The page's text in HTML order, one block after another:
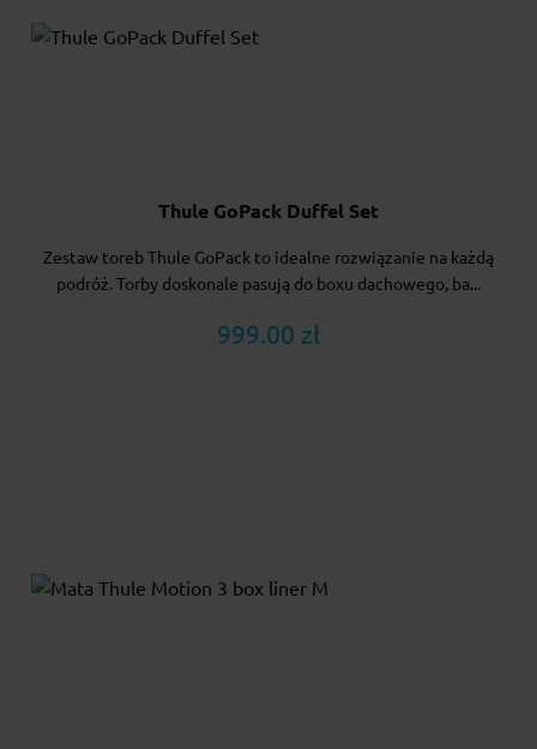
Thule GoPack Duffel Set
Zestaw toreb Thule GoPack to idealne rozwiązanie na każdą
podróż. Torby doskonale pasują do boxu dachowego, ba...
999.00 zł